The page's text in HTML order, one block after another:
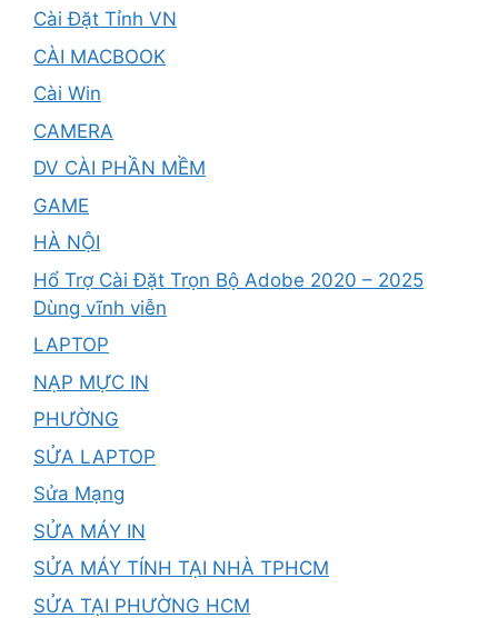
Cài Đặt Tỉnh VN
CÀI MACBOOK
Cài Win
CAMERA
DV CÀI PHẦN MỀM
GAME
HÀ NỘI
Hổ Trợ Cài Đặt Trọn Bộ Adobe 2020 – 2025
Dùng vĩnh viễn
LAPTOP
NẠP MỰC IN
PHƯỜNG
SỬA LAPTOP
Sửa Mạng
SỬA MÁY IN
SỬA MÁY TÍNH TẠI NHÀ TPHCM
SỬA TẠI PHƯỜNG HCM